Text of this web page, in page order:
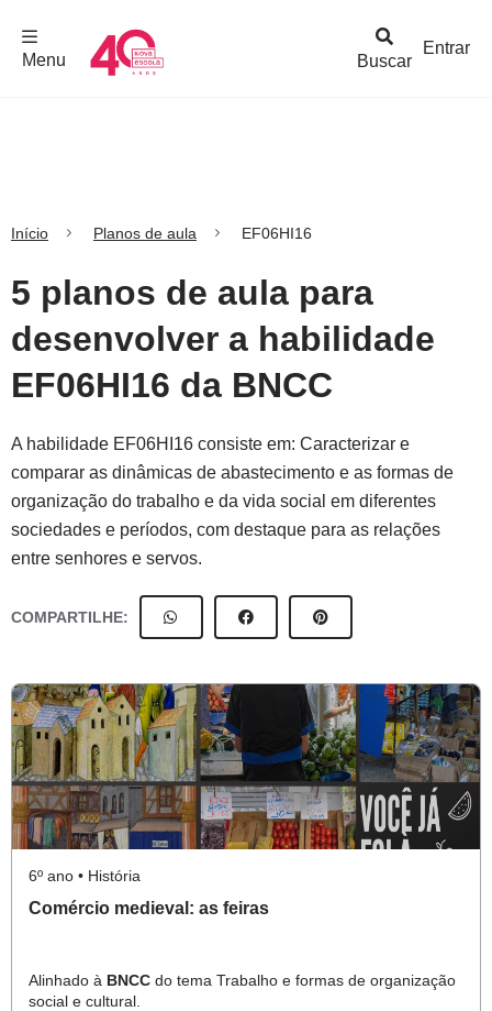
Buscar
Menu
Entrar
Início Planos de aula EF06HI16
5 planos de aula para
desenvolver a habilidade
EF06HI16 da BNCC
A habilidade EF06HI16 consiste em: Caracterizar e
comparar as dinâmicas de abastecimento e as formas de
organização do trabalho e da vida social em diferentes
sociedades e períodos, com destaque para as relações
entre senhores e servos.
COMPARTILHE:
6º ano • História
Comércio medieval: as feiras
Alinhado à BNCC do tema Trabalho e formas de organização
social e cultural.